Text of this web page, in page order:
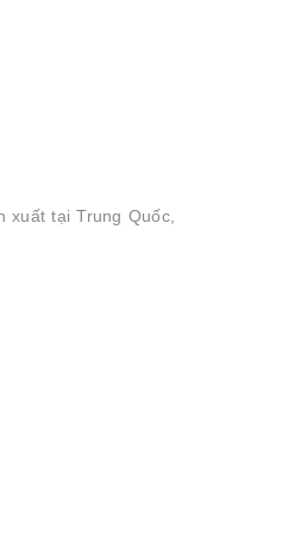
tại Trung Quốc,